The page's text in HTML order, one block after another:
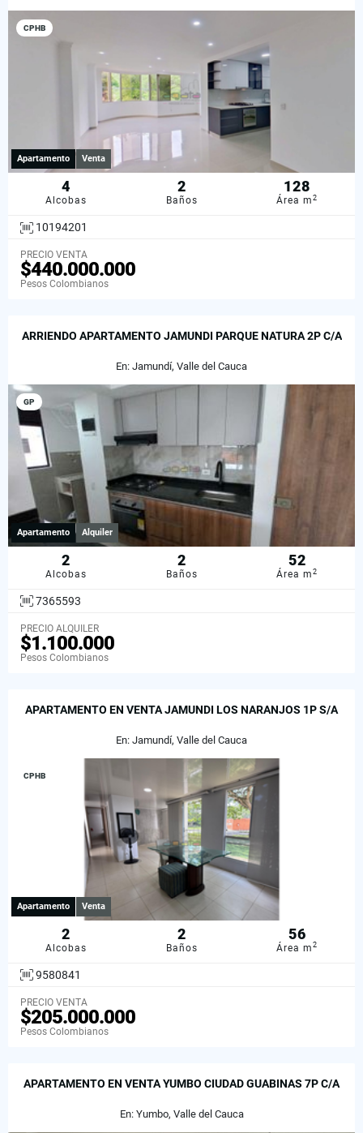
CPHB
Apartamento Venta
4
Alcobas
2
Baños
128
Área m2
10194201
PRECIO VENTA
$440.000.000
Pesos Colombianos
ARRIENDO APARTAMENTO JAMUNDI PARQUE NATURA 2P C/A
En: Jamundí, Valle del Cauca
GP
Apartamento Alquiler
2
Alcobas
2
Baños
52
Área m2
7365593
PRECIO ALQUILER
$1.100.000
Pesos Colombianos
APARTAMENTO EN VENTA JAMUNDI LOS NARANJOS 1P S/A
En: Jamundí, Valle del Cauca
CPHB
Apartamento Venta
2
Alcobas
2
Baños
56
Área m2
9580841
PRECIO VENTA
$205.000.000
Pesos Colombianos
APARTAMENTO EN VENTA YUMBO CIUDAD GUABINAS 7P C/A
En: Yumbo, Valle del Cauca